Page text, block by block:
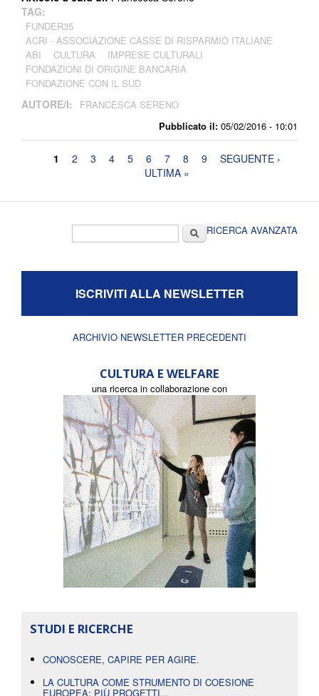
Pubblicato il: 05/02/2016 - 10:01
TAG:
FUNDER35
ACRI - ASSOCIAZIONE CASSE DI RISPARMIO ITALIANE
ABI
CULTURA
IMPRESE CULTURALI
FONDAZIONI DI ORIGINE BANCARIA
FONDAZIONE CON IL SUD
AUTORE/I: FRANCESCA SERENO
Pagine
1 2 3 4 5 6 7 8 9
SEGUENTE ›
ULTIMA »
CercaRICERCA AVANZATA
ISCRIVITI ALLA NEWSLETTER
ARCHIVIO NEWSLETTER PRECEDENTI
CULTURA E WELFARE
una ricerca in collaborazione con
STUDI E RICERCHE
CONOSCERE, CAPIRE PER AGIRE.
LA CULTURA COME STRUMENTO DI COESIONE
EUROPEA: PIÙ PROGETTI...